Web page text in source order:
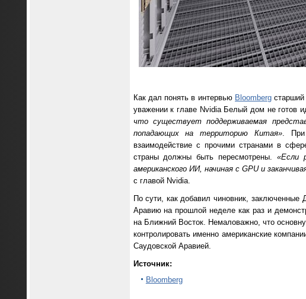
Как дал понять в интервью Bloomberg старший
уважении к главе Nvidia Белый дом не готов
что существует поддерживаемая
попадающих на территорию Китая». При
взаимодействие с прочими странами в
страны должны быть пересмотрены. «Если
американского ИИ, начиная сGPU и
с главой Nvidia.
По сути, как добавил чиновник,
Аравию на прошлой неделе как раз и
на Ближний Восток. Немаловажно, что
контролировать именно американские
Саудовской Аравией.
Источник:
Bloomberg